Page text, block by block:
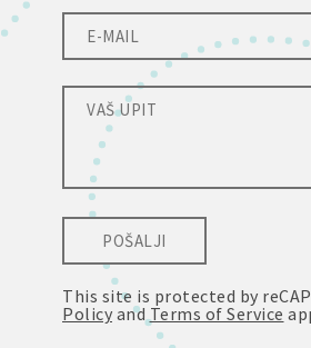
POŠALJI
This site is protected by
Policy and Terms of Service